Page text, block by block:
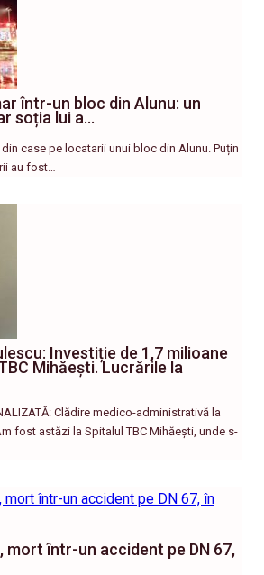
într-un bloc din Alunu: un
soția lui a…
case pe locatarii unui bloc din Alunu. Puțin
au fost…
Investiție de 1,7 milioane
Mihăești. Lucrările la
Clădire medico-administrativă la
fost astăzi la Spitalul TBC Mihăești, unde s-
mort într-un accident pe DN 67,